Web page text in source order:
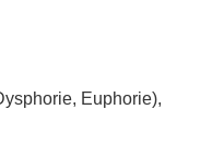
Euphorie),